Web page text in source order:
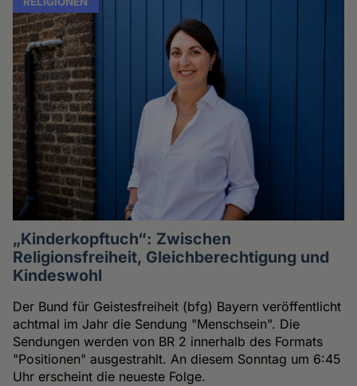
„Kinderkopftuch“: Zwischen
Religionsfreiheit, Gleichberechtigung und
Kindeswohl
Der Bund für Geistesfreiheit (bfg) Bayern veröffentlicht
achtmal im Jahr die Sendung "Menschsein". Die
Sendungen werden von BR 2 innerhalb des Formats
"Positionen" ausgestrahlt. An diesem Sonntag um 6:45
Uhr erscheint die neueste Folge.